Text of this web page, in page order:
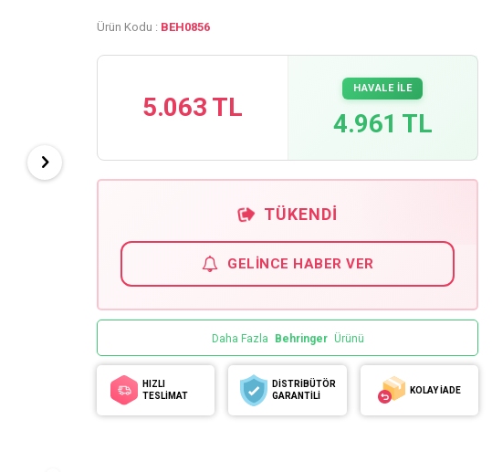
Ürün Kodu : BEH0856
5.063 TL
HAVALE İLE
4.961 TL
TÜKENDI
GELINCE HABER VER
Daha Fazla Behringer Ürünü
HIZLI
TESLİMAT
DİSTRİBÜTÖR
GARANTİLİ
KOLAY İADE